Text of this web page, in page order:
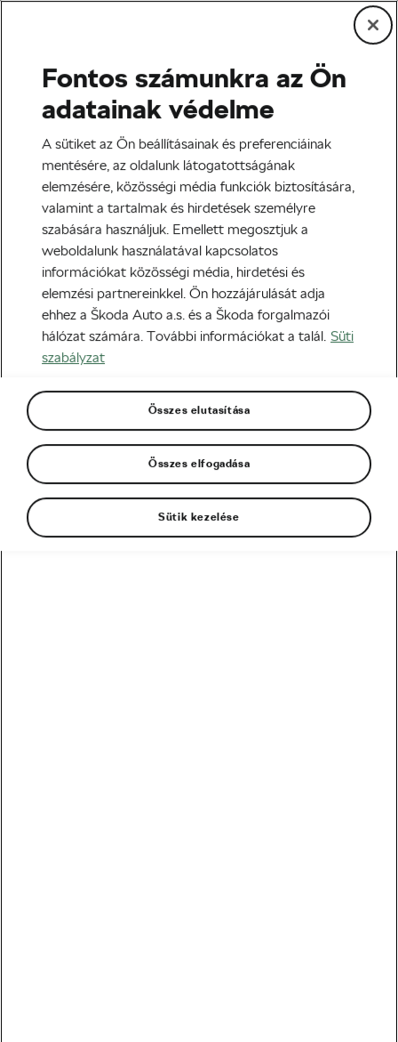
Tag:energiaszelet
Érdemes bringázáshoz édességből
2018-10-19 14:00-kor
Edzés és életmód
Fontos számunkra az Ön
adatainak védelme
A sütiket az Ön beállításainak és preferenciáinak
mentésére, az oldalunk látogatottságának
elemzésére, közösségi média funkciók biztosítására,
valamint a tartalmak és hirdetések személyre
szabására használjuk. Emellett megosztjuk a
weboldalunk használatával kapcsolatos
információkat közösségi média, hirdetési és
elemzési partnereinkkel. Ön hozzájárulását adja
ehhez a Škoda Auto a.s. és a Škoda forgalmazói
hálózat számára. További információkat a talál. Süti
szabályzat
Összes elutasítása
Összes elfogadása
Sütik kezelése